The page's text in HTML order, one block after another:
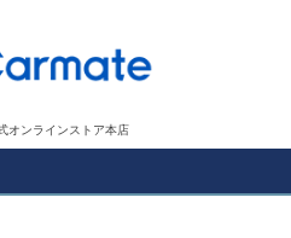
オンラインストア本店